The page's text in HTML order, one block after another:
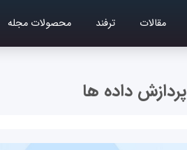
مقالات ترفند محصولات مجله
پردازش داده ها